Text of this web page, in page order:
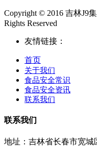
Copyright © 2016 吉林J9
Rights Reserved
友情链接：
首页
关于我们
食品安全常识
食品安全资讯
联系我们
联系我们
地址：吉林省长春市宽城